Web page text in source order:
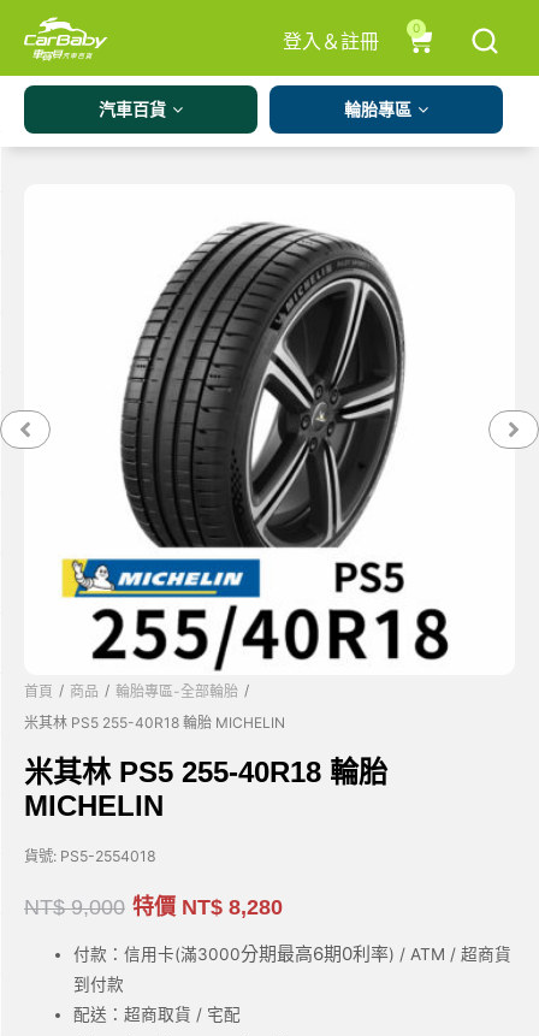
登入＆註冊
0
汽車百貨 輪胎專區
首頁 / 商品 / 輪胎專區-全部輪胎 /
米其林 PS5 255-40R18 輪胎 MICHELIN
米其林 PS5 255-40R18 輪胎
MICHELIN
貨號: PS5-2554018
NT$9,000 特價 NT$ 8,280
付款：信用卡(滿3000分期最高6期0利率) / ATM / 超商貨
到付款
配送：超商取貨 / 宅配